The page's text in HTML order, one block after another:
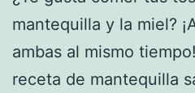
mantequilla y la miel?
ambas al mismo
receta de mantequilla